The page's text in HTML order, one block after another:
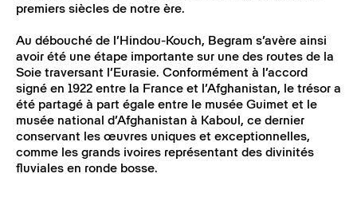
premiers siècles de notre ère.
Au débouché de l’Hindou-Kouch, Begram s’avère ainsi
avoir été une étape importante sur une des routes de la
Soie traversant l’Eurasie. Conformément à l’accord
signé en 1922 entre la France et l’Afghanistan, le trésor a
été partagé à part égale entre le musée Guimet et le
musée national d’Afghanistan à Kaboul, ce dernier
conservant les œuvres uniques et exceptionnelles,
comme les grands ivoires représentant des divinités
fluviales en ronde bosse.